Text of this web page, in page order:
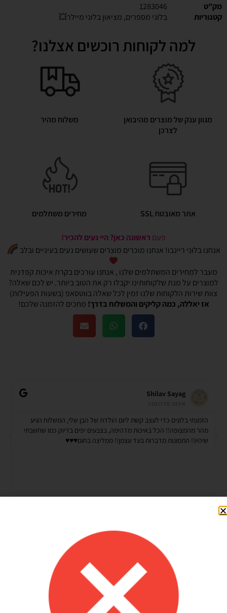
מק"ט
1283046
קטגוריות
בלוני מספרים, מציאון בלוני מיילר💥
למה לקוחות רוכשים אצלנו?
מגוון ענק של מוצרים מהיבואן
לצרכן
משלוח מהיר
אתר מאובטח SSL מחירים משתלמים
פעם ראשונה כאן? היי נעים להכיר!
אנחנו בלוני ריינבו! אנחנו מוכרים מוצרים שעושים נעים בעיניים ובלב
מעבר למחירים המשתלמים שלנו , אנחנו עורכים בקרת איכות קפדנית
למוצרים על מנת שלקוחותינו יקבלו רק את הטוב ביותר. יש לכם שאלה?
צוות שירות הלקוחות שלנו זמין לכל שאלה בווטסאפ (בשעות הפעילות)
אז יאללה, כמה קליקים והמשלוח בדרך! מחכים להזמנה שלכם!
Shilav Sayag
איכות מדהימה!
הזמנתי בלונים כדי לעצב קשת ליום הולדת של הבן שלי, המשלוח הגיע
מהר מהמצופה!! הכל באיכות מדהימה, בצבעים יפים בדיוק כמו שחשבתי
שיהיו!! התמונות מדברות בעד עצמן!! ממליצה בחום♥️♥️♥️